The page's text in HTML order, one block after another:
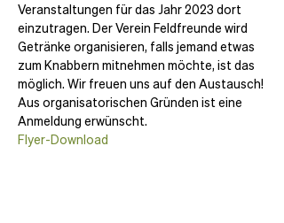
Veranstaltungen für das Jahr 2023 dort
einzutragen. Der Verein Feldfreunde wird
Getränke organisieren, falls jemand etwas
zum Knabbern mitnehmen möchte, ist das
möglich. Wir freuen uns auf den Austausch!
Aus organisatorischen Gründen ist eine
Anmeldung erwünscht.
Flyer-Download